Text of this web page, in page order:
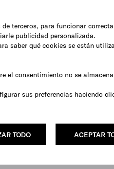
terceros, para funcionar
publicidad personalizada.
saber qué cookies se están
el consentimiento no se
sus preferencias haciendo
ACEPTAR
TODO